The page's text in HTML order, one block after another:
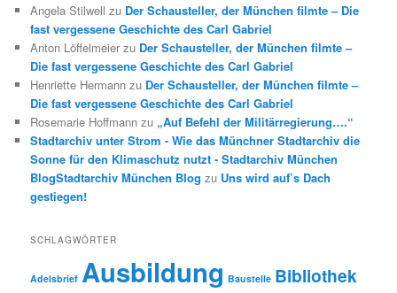
Angela Stilwell zu Der Schausteller, der München filmte – Die
fast vergessene Geschichte des Carl Gabriel
Anton Löffelmeier zu Der Schausteller, der München filmte –
Die fast vergessene Geschichte des Carl Gabriel
Henriette Hermann zu Der Schausteller, der München filmte –
Die fast vergessene Geschichte des Carl Gabriel
Rosemarie Hoffmann zu „Auf Befehl der Militärregierung….“
Stadtarchiv unter Strom - Wie das Münchner Stadtarchiv die
Sonne für den Klimaschutz nutzt - Stadtarchiv München
BlogStadtarchiv München Blog zu Uns wird auf’s Dach
gestiegen!
SCHLAGWÖRTER
Adelsbrief Ausbildung Baustelle Bibliothek